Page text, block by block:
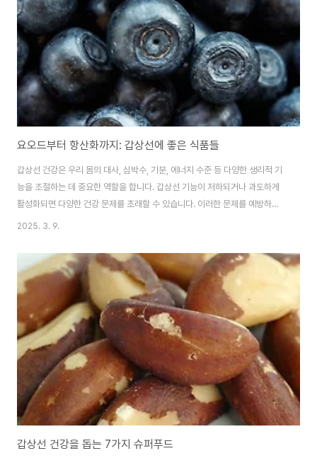
니다.2. 피부 탄력 개선 기능 화장품레티노이드가 함유된 화장품은 피부 탄력
개선에 효과적입니다. 레티..
요오드부터 항산화까지: 갑상선에 좋은 식품들
갑상선 건강은 우리 몸의 대사, 심박수, 기분, 에너지 수준 등 다양한 생리적 기
능을 조절하는 데 중요한 역할을 합니다. 갑상선 기능이 저하되거나 과도하게
활성화되면 다양한 건강 문제를 초래할 수 있습니다. 이러한 문제를 예방하고
개선하는 데에는 적절한 식단이 매우 중요합니다. 이 글에서는 갑상선 건강에
습니다.요오드: 갑상선 호르몬의 필수 영양소요오드는 갑상선 호르몬의 합성에
필수적인 영양소입니다. 요오드 결핍은 갑상선 기능 저하의 주요 원인 중 하나
로, 고터와 같은 문제를 유발할 수 있습니다. 요오드가 풍부한 식품으로는 해조
류 (예: 김, 다시마), 어류 (예: 연어, 대구), 유제품 (예: 우유, 치즈), 그리고 요오
드화 소..
2025. 3. 9.
갑상선 건강을 돕는 7가지 슈퍼푸드